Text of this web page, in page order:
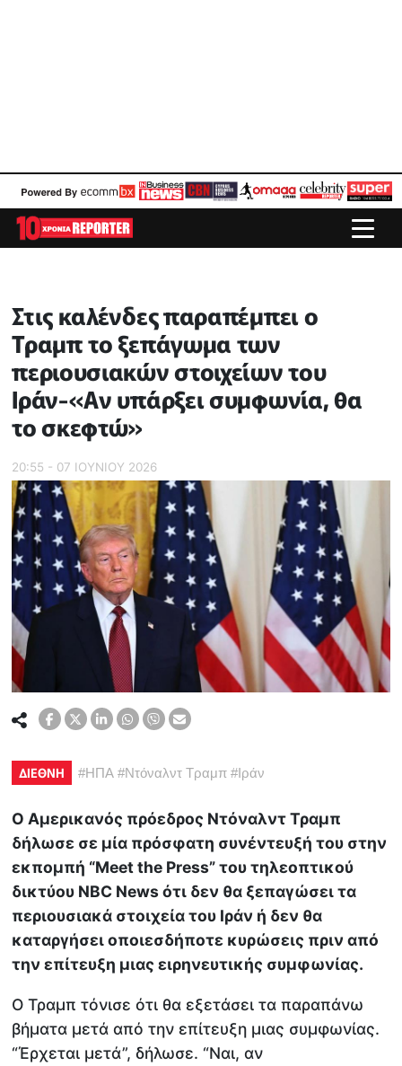
Στις καλένδες παραπέμπει ο
Τραμπ το ξεπάγωμα των
περιουσιακών στοιχείων του
Ιράν-«Αν υπάρξει συμφωνία, θα
το σκεφτώ»
20:55 - 07 ΙΟΥΝΙΟΥ 2026
ΔΙΕΘΝΗ #ΗΠΑ #Ντόναλντ Τραμπ #Ιράν
Ο Αμερικανός πρόεδρος Ντόναλντ Τραμπ
δήλωσε σε μία πρόσφατη συνέντευξή του στην
εκπομπή “Meet the Press” του τηλεοπτικού
δικτύου NBC News ότι δεν θα ξεπαγώσει τα
περιουσιακά στοιχεία του Ιράν ή δεν θα
καταργήσει οποιεσδήποτε κυρώσεις πριν από
την επίτευξη μιας ειρηνευτικής συμφωνίας.
Ο Τραμπ τόνισε ότι θα εξετάσει τα παραπάνω
βήματα μετά από την επίτευξη μιας συμφωνίας.
“Έρχεται μετά”, δήλωσε. “Ναι, αν